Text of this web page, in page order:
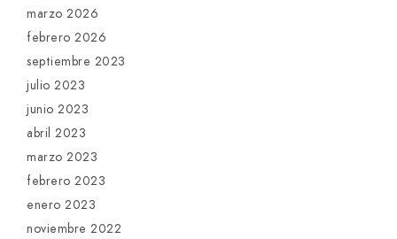
marzo 2026
febrero 2026
septiembre 2023
julio 2023
junio 2023
abril 2023
marzo 2023
febrero 2023
enero 2023
noviembre 2022